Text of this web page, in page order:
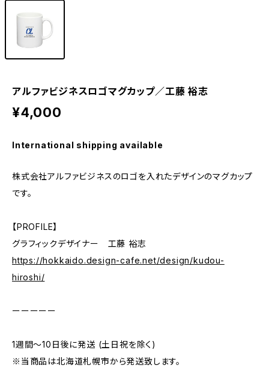
アルファビジネスロゴマグカップ／工藤 裕志
¥4,000
International shipping available
株式会社アルファビジネスのロゴを入れたデザインのマグカップ
です。
【PROFILE】
グラフィックデザイナー 工藤 裕志
https://hokkaido.design-cafe.net/design/kudou-
hiroshi/
ーーーーー
1週間～10日後に発送 (土日祝を除く)
※当商品は北海道札幌市から発送致します。